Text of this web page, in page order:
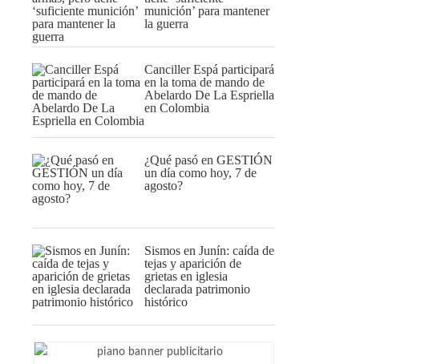
munición’ para mantener
la guerra
Canciller Espá participará
en la toma de mando de
Abelardo De La Espriella
en Colombia
¿Qué pasó en GESTIÓN
un día como hoy, 7 de
agosto?
Sismos en Junín: caída de
tejas y aparición de
grietas en iglesia
declarada patrimonio
histórico